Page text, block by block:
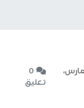
مارس،
0
تعليق